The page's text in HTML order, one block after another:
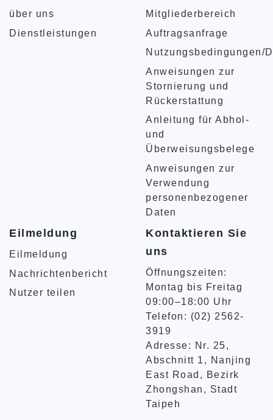
über uns
Dienstleistungen
Mitgliederbereich
Auftragsanfrage
Nutzungsbedingungen/
Anweisungen zur
Stornierung und
Rückerstattung
Anleitung für Abhol-
und
Überweisungsbelege
Anweisungen zur
Verwendung
personenbezogener
Daten
Eilmeldung
Eilmeldung
Nachrichtenbericht
Nutzer teilen
Kontaktieren Sie
uns
Öffnungszeiten:
Montag bis Freitag
09:00–18:00 Uhr
Telefon: (02) 2562-
3919
Adresse: Nr. 25,
Abschnitt 1, Nanjing
East Road, Bezirk
Zhongshan, Stadt
Taipeh